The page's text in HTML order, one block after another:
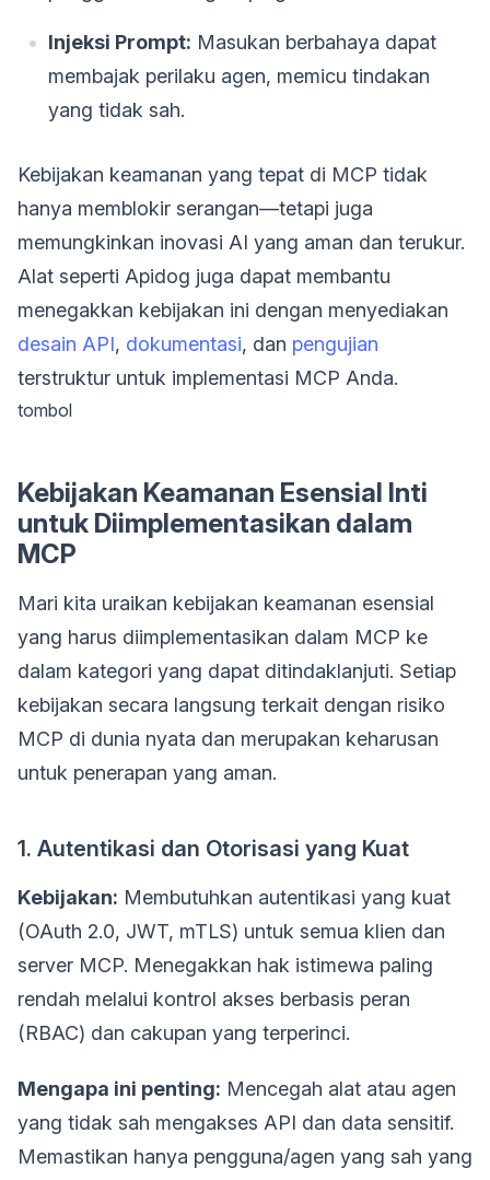
Injeksi Prompt: Masukan berbahaya dapat
membajak perilaku agen, memicu tindakan
yang tidak sah.
Kebijakan keamanan yang tepat di MCP tidak
hanya memblokir serangan—tetapi juga
memungkinkan inovasi AI yang aman dan terukur.
Alat seperti Apidog juga dapat membantu
menegakkan kebijakan ini dengan menyediakan
desain API, dokumentasi, dan pengujian
terstruktur untuk implementasi MCP Anda.
tombol
Kebijakan Keamanan Esensial Inti
untuk Diimplementasikan dalam
MCP
Mari kita uraikan kebijakan keamanan esensial
yang harus diimplementasikan dalam MCP ke
dalam kategori yang dapat ditindaklanjuti. Setiap
kebijakan secara langsung terkait dengan risiko
MCP di dunia nyata dan merupakan keharusan
untuk penerapan yang aman.
1. Autentikasi dan Otorisasi yang Kuat
Kebijakan: Membutuhkan autentikasi yang kuat
(OAuth 2.0, JWT, mTLS) untuk semua klien dan
server MCP. Menegakkan hak istimewa paling
rendah melalui kontrol akses berbasis peran
(RBAC) dan cakupan yang terperinci.
Mengapa ini penting: Mencegah alat atau agen
yang tidak sah mengakses API dan data sensitif.
Memastikan hanya pengguna/agen yang sah yang